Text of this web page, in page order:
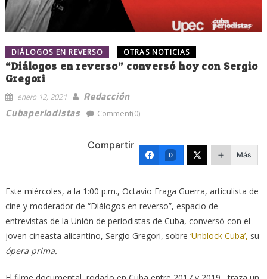
DIÁLOGOS EN REVERSO OTRAS NOTICIAS
“Diálogos en reverso” conversó hoy con Sergio
Gregori
enero 12, 2021
Redacción
Cubaperiodistas
Comment(0)
Compartir
0 Más
Este miércoles, a la 1:00 p.m., Octavio Fraga Guerra, articulista de
cine y moderador de “Diálogos en reverso”, espacio de
entrevistas de la Unión de periodistas de Cuba, conversó con el
joven cineasta alicantino, Sergio Gregori, sobre ‘Unblock Cuba’, su
ópera prima.